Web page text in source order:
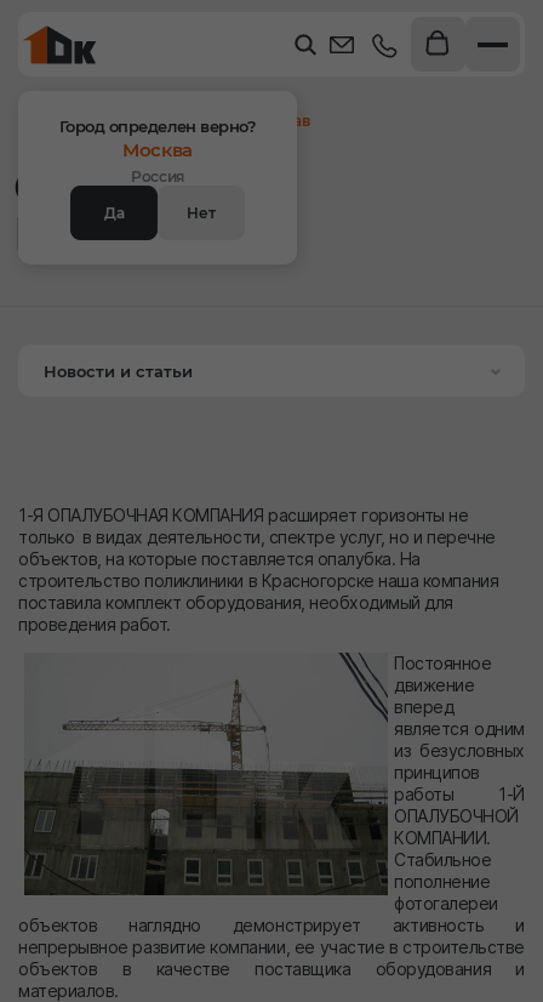
Город определен верно?
Москва
Россия
Да
Нет
Опалубка и
Минздрав
Главная Новости Опалубка и Минздрав
Новости и статьи
1-Я ОПАЛУБОЧНАЯ КОМПАНИЯ расширяет горизонты не
только в видах деятельности, спектре услуг, но и перечне
объектов, на которые поставляется опалубка. На
строительство поликлиники в Красногорске наша компания
поставила комплект оборудования, необходимый для
проведения работ.
Постоянное
движение
вперед
является одним
из безусловных
принципов
работы 1-Й
ОПАЛУБОЧНОЙ
КОМПАНИИ.
Стабильное
пополнение
фотогалереи
объектов наглядно демонстрирует активность и
непрерывное развитие компании, ее участие в строительстве
объектов в качестве поставщика оборудования и
материалов.